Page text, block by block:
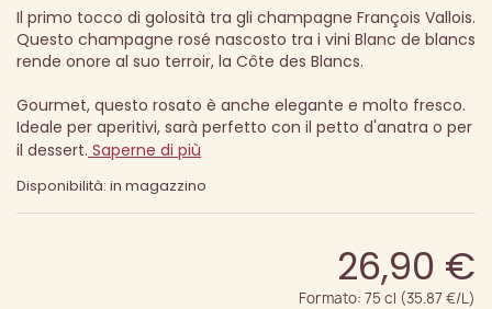
Il primo tocco di golosità tra gli champagne François Vallois.
Questo champagne rosé nascosto tra i vini Blanc de blancs
rende onore al suo terroir, la Côte des Blancs.
Gourmet, questo rosato è anche elegante e molto fresco.
Ideale per aperitivi, sarà perfetto con il petto d'anatra o per
il dessert. Saperne di più
Disponibilità: in magazzino
26,90 €
Formato: 75 cl (35.87 €/L)